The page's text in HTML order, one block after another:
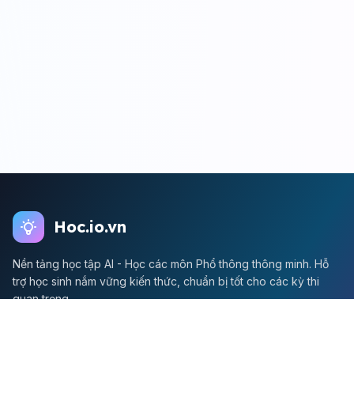
Hoc.io.vn
Nền tảng học tập AI - Học các môn Phổ thông thông minh. Hỗ
trợ học sinh nắm vững kiến thức, chuẩn bị tốt cho các kỳ thi
quan trọng.